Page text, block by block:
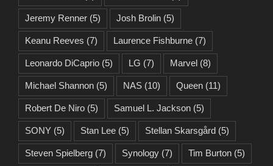
Jeremy Renner (5) Josh Brolin (5)
Keanu Reeves (7) Laurence Fishburne (7)
Leonardo DiCaprio (5) LG (7) Marvel (8)
Michael Shannon (5) NAS (10) Queen (11)
Robert De Niro (5) Samuel L. Jackson (5)
SONY (5) Stan Lee (5) Stellan Skarsgård (5)
Steven Spielberg (7) Synology (7) Tim Burton (5)